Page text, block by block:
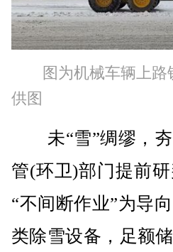
图为机械车辆上
供图
未“雪”绸缪，夯
管(环卫)部门提前
“不间断作业”为导
类除雪设备，足额